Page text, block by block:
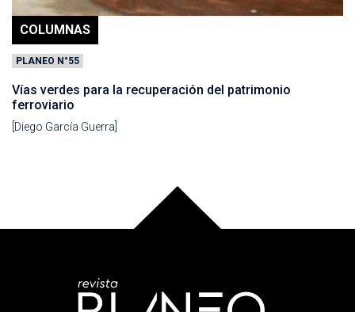
COLUMNAS
PLANEO N°55
Vías verdes para la recuperación del patrimonio
ferroviario
[Diego García Guerra]